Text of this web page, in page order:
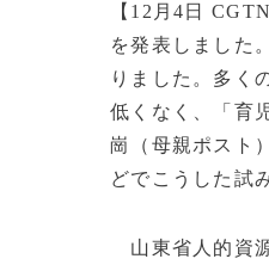
【12月4日
を発表しました
りました。多く
低くなく、「育
崗（母親ポスト
どでこうした試
山東省人的資